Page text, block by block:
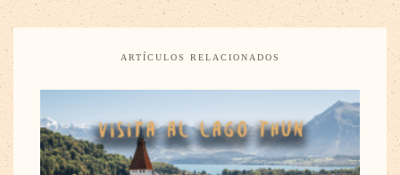
ARTÍCULOS RELACIONADOS